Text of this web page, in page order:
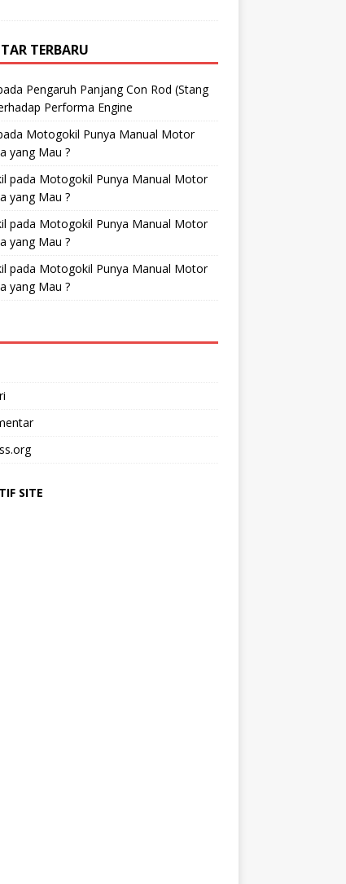
TERBARU
Pengaruh Panjang Con Rod (Stang
Performa Engine
Motogokil Punya Manual Motor
yang Mau ?
pada Motogokil Punya Manual Motor
yang Mau ?
pada Motogokil Punya Manual Motor
yang Mau ?
pada Motogokil Punya Manual Motor
yang Mau ?
SITE